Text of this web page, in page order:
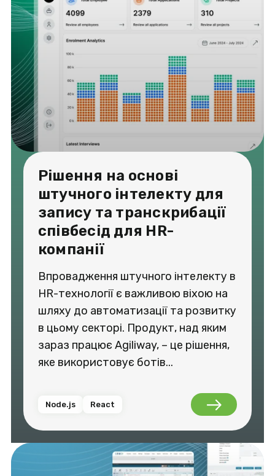
Рішення на основі
штучного інтелекту для
запису та транскрибації
співбесід для HR-
компанії
Впровадження штучного інтелекту в
HR-технології є важливою віхою на
шляху до автоматизації та розвитку
в цьому секторі. Продукт, над яким
зараз працює Agiliway, – це рішення,
яке використовує ботів...
Node.js React